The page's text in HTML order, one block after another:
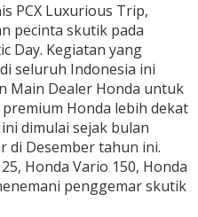
PCX Luxurious Trip,
pecinta skutik pada
Day. Kegiatan yang
seluruh Indonesia ini
Main Dealer Honda untuk
Honda lebih dekat
dimulai sejak bulan
di Desember tahun ini.
Honda Vario 150, Honda
penggemar skutik